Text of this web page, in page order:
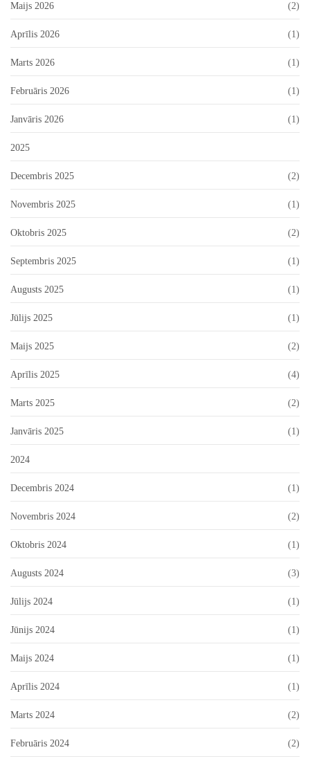
Maijs 2026 (2)
Aprīlis 2026 (1)
Marts 2026 (1)
Februāris 2026 (1)
Janvāris 2026 (1)
2025
Decembris 2025 (2)
Novembris 2025 (1)
Oktobris 2025 (2)
Septembris 2025 (1)
Augusts 2025 (1)
Jūlijs 2025 (1)
Maijs 2025 (2)
Aprīlis 2025 (4)
Marts 2025 (2)
Janvāris 2025 (1)
2024
Decembris 2024 (1)
Novembris 2024 (2)
Oktobris 2024 (1)
Augusts 2024 (3)
Jūlijs 2024 (1)
Jūnijs 2024 (1)
Maijs 2024 (1)
Aprīlis 2024 (1)
Marts 2024 (2)
Februāris 2024 (2)